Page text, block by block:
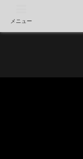
メニュー